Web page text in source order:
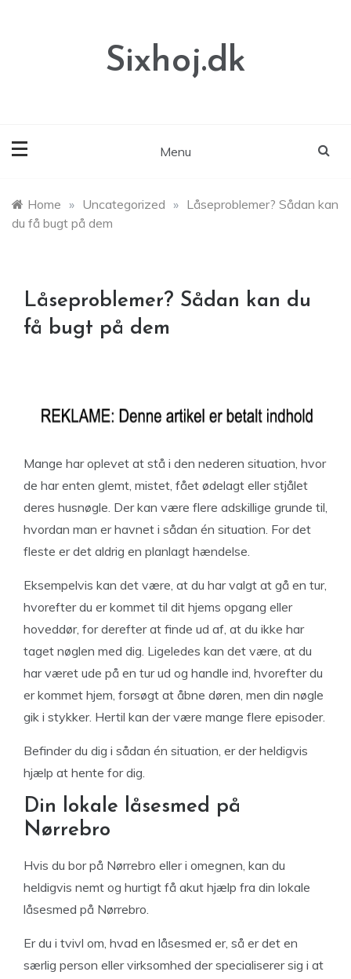
Sixhoj.dk
Menu
Home » Uncategorized » Låseproblemer? Sådan kan
du få bugt på dem
Låseproblemer? Sådan kan du
få bugt på dem
Mange har oplevet at stå i den nederen situation, hvor
de har enten glemt, mistet, fået ødelagt eller stjålet
deres husnøgle. Der kan være flere adskillige grunde til,
hvordan man er havnet i sådan én situation. For det
fleste er det aldrig en planlagt hændelse.
Eksempelvis kan det være, at du har valgt at gå en tur,
hvorefter du er kommet til dit hjems opgang eller
hoveddør, for derefter at finde ud af, at du ikke har
taget nøglen med dig. Ligeledes kan det være, at du
har været ude på en tur ud og handle ind, hvorefter du
er kommet hjem, forsøgt at åbne døren, men din nøgle
gik i stykker. Hertil kan der være mange flere episoder.
Befinder du dig i sådan én situation, er der heldigvis
hjælp at hente for dig.
Din lokale låsesmed på
Nørrebro
Hvis du bor på Nørrebro eller i omegnen, kan du
heldigvis nemt og hurtigt få akut hjælp fra din lokale
låsesmed på Nørrebro.
Er du i tvivl om, hvad en låsesmed er, så er det en
særlig person eller virksomhed der specialiserer sig i at